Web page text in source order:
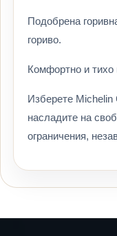
Подобрена
гориво.
Комфортно и
Изберете Michelin
насладите на
ограничения,